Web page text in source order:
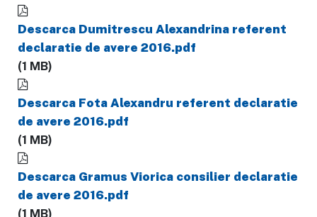
Descarca Dumitrescu Alexandrina referent
declaratie de avere 2016.pdf
(1 MB)
Descarca Fota Alexandru referent declaratie
de avere 2016.pdf
(1 MB)
Descarca Gramus Viorica consilier declaratie
de avere 2016.pdf
(1 MB)